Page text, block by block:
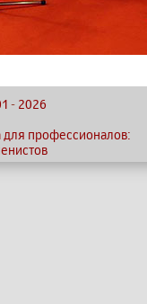
- 2026
профессионалов: